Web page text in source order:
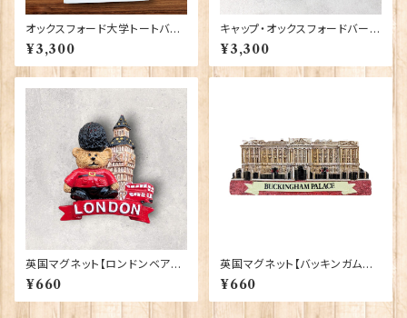
オックスフォード大学トートバッ
グ Elgate Products 90378
¥3,300
キャップ・オックスフォードバーガ
ンディ 00189
¥3,300
英国マグネット【ロンドンベア】A
&S Gifts 90030（RMG-037）
¥660
英国マグネット【バッキンガム宮
殿】Elgate Products 90030
（13652）
¥660